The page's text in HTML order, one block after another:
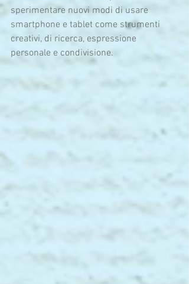
sperimentare nuovi modi di usare
smartphone e tablet come strumenti
creativi, di ricerca, espressione
personale e condivisione.